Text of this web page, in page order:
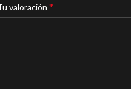
valoración *